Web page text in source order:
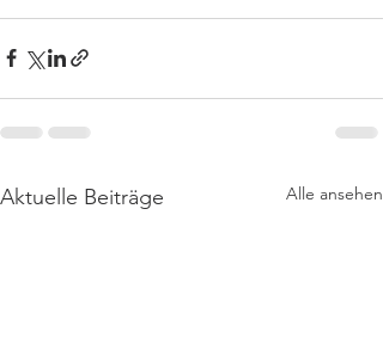
Aktuelle Beiträge Alle ansehen